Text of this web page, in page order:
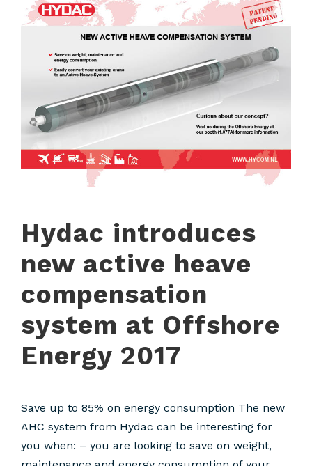
Hydac introduces
new active heave
compensation
system at Offshore
Energy 2017
Save up to 85% on energy consumption The new
AHC system from Hydac can be interesting for
you when: – you are looking to save on weight,